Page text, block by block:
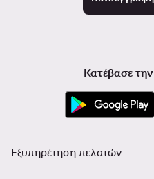
Κατέβασε
Εξυπηρέτηση πελατών